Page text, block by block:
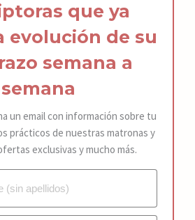
que ya
evolución de su
semana a
semana
un email con información sobre tu
prácticos de nuestras matronas y
exclusivas y mucho más.